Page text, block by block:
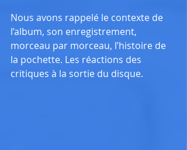
Nous avons rappelé le contexte de
l’album, son enregistrement,
morceau par morceau, l’histoire de
la pochette. Les réactions des
critiques à la sortie du disque.